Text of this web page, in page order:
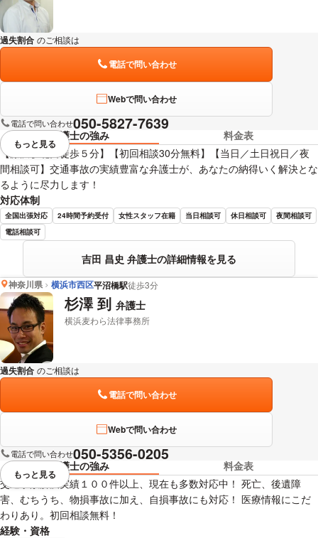
過失割合 のご相談は
電話で問い合わせ
Webで問い合わせ
電話で問い合わせ050-5827-7639
弁護士の強み
料金表
【藤沢駅北口徒歩５分】【初回相談30分無料】【当日／土日祝日／夜
間相談可】交通事故の実績豊富な弁護士が、あなたの納得いく解決とな
るように尽力します！
対応体制
全国出張対応 24時間予約受付 女性スタッフ在籍 当日相談可 休日相談可
夜間相談可
電話相談可
吉田 昌史 弁護士の詳細情報を見る
視覚的に省略されている要素を
もっと見る
神奈川県 横浜市西区平沼橋駅徒歩3分
杉澤 到 弁護士
横浜麦わら法律事務所
過失割合 のご相談は
電話で問い合わせ
Webで問い合わせ
電話で問い合わせ050-5356-0205
弁護士の強み
料金表
交通事故解決実績１００件以上、現在も多数対応中！ 死亡、後遺障
害、むちうち、物損事故に加え、自損事故にも対応！ 医療情報にこだ
わりあり。初回相談無料！
経験・資格
視覚的に省略されている要素を
もっと見る